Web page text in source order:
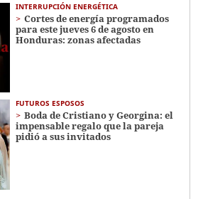
INTERRUPCIÓN ENERGÉTICA
Cortes de energía programados
para este jueves 6 de agosto en
Honduras: zonas afectadas
FUTUROS ESPOSOS
Boda de Cristiano y Georgina: el
impensable regalo que la pareja
pidió a sus invitados